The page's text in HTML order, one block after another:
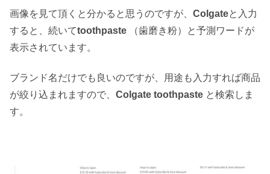
画像を見て頂くと分かると思うのですが、 Colgateと入力
すると、続いてtoothpaste
（歯磨き粉）と予測ワードが
表示されています。
ブランド名だけでも良いのですが、用途も入力すれば商品
が絞り込まれますので、 Colgate toothpaste と検索しま
す。